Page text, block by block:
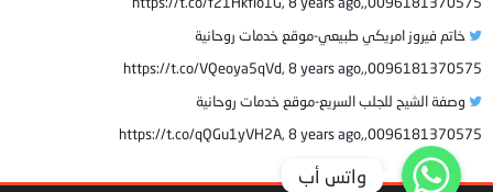
خاتم فيروز امريكي طبيعي-موقع خدمات روحانية
0096181370575,,https://t.co/VQeoya5qVd,
8 years ago
وصفة الشيح للجلب السريع-موقع خدمات روحانية
0096181370575,,https://t.co/qQGu1yVH2A,
8 years ago
واتس أب